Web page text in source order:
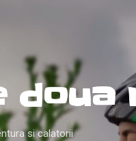
doua
si calatorii